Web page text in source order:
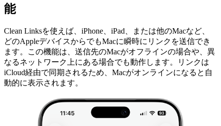
能
Clean Linksを使えば、iPhone、iPad、または他のMacなど、
どのAppleデバイスからでもMacに瞬時にリンクを送信でき
ます。この機能は、送信先のMacがオフラインの場合や、異
なるネットワーク上にある場合でも動作します。リンクは
iCloud経由で同期されるため、Macがオンラインになると自
動的に表示されます。